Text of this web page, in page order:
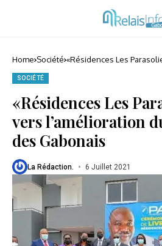
Home Société «Résidences Les
SOCIÉTÉ
«Résidences Les
vers l’amélioration
des Gabonais
La Rédaction. 6 Juillet 2021